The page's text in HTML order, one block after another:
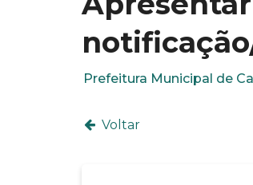
Prefeitura Municipal de
Voltar